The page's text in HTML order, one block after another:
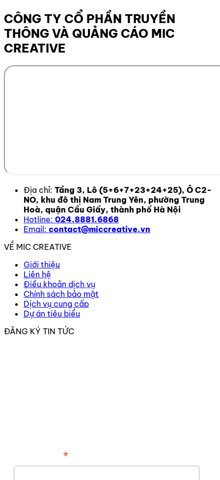
CÔNG TY CỔ PHẦN TRUYỀN
THÔNG VÀ QUẢNG CÁO MIC
CREATIVE
Địa chỉ: Tầng 3, Lô (5+6+7+23+24+25), Ô C2-
NO, khu đô thị Nam Trung Yên, phường Trung
Hoà, quận Cầu Giấy, thành phố Hà Nội
Hotline: 024.8881.6868
Email: contact@miccreative.vn
VỀ MIC CREATIVE
Giới thiệu
Liên hệ
Điều khoản dịch vụ
Chính sách bảo mật
Dịch vụ cung cấp
Dự án tiêu biểu
ĐĂNG KÝ TIN TỨC
*